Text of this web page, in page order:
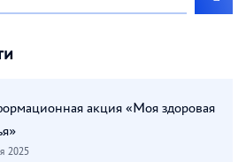
акция «Моя здоровая
2025